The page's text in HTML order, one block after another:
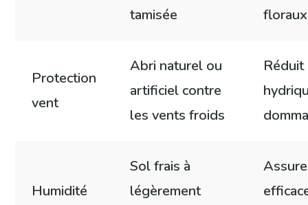
tamisée
floraux
Protection
vent
Abri naturel ou
artificiel contre
les vents froids
Humidité
Sol frais à
légèrement